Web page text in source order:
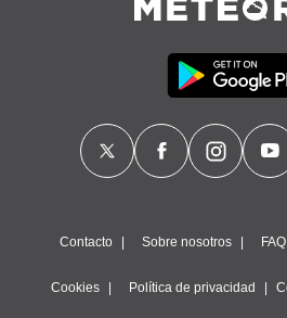
Contacto Sobre nosotros FAQ
Cookies Política de privacidad